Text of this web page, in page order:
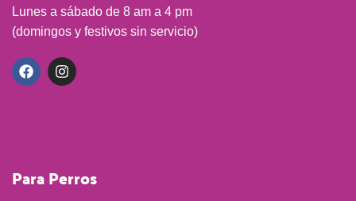
Lunes a sábado de 8 am a 4 pm
(domingos y festivos sin servicio)
Para Perros